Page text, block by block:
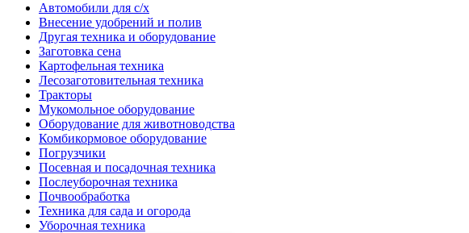
Автомобили для с/х
Внесение удобрений и полив
Другая техника и оборудование
Заготовка сена
Картофельная техника
Лесозаготовительная техника
Тракторы
Мукомольное оборудование
Оборудование для животноводства
Комбикормовое оборудование
Погрузчики
Посевная и посадочная техника
Послеуборочная техника
Почвообработка
Техника для сада и огорода
Уборочная техника